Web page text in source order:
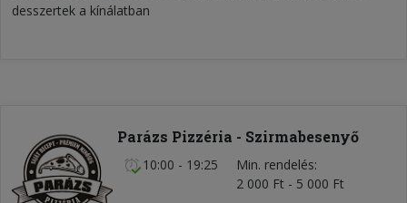
desszertek a kínálatban
Parázs Pizzéria - Szirmabesenyő
10:00 - 19:25
Min. rendelés
2 000 Ft - 5 000 Ft